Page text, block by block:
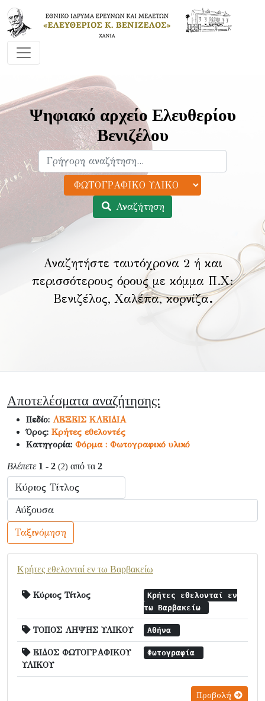
Ψηφιακό αρχείο Ελευθερίου
Βενιζέλου
Αναζήτηση
Αναζητήστε ταυτόχρονα 2 ή και
περισσότερους όρους με κόμμα Π.Χ:
Βενιζέλος, Χαλέπα, κορνίζα.
Αποτελέσματα αναζήτησης:
Πεδίο: ΛΕΞΕΙΣ ΚΛΕΙΔΙΑ
Όρος: Κρήτες εθελοντές
Κατηγορία: Φόρμα : Φωτογραφικό υλικό
Βλέπετε 1 - 2 (2) από τα 2
Ταξινόμηση
Κρήτες εθελονταί εν τω Βαρβακείω
Κύριος Τίτλος
Κρήτες εθελονταί εν
τω Βαρβακείω
ΤΟΠΟΣ ΛΗΨΗΣ ΥΛΙΚΟΥ Αθήνα
ΕΙΔΟΣ ΦΩΤΟΓΡΑΦΙΚΟΥ
ΥΛΙΚΟΥ
Φωτογραφία
Προβολή